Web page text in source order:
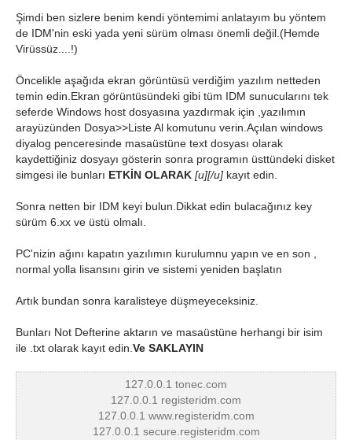
Şimdi ben sizlere benim kendi yöntemimi anlatayım bu yöntem
de IDM'nin eski yada yeni sürüm olması önemli değil.(Hemde
Virüssüz....!)
Öncelikle aşağıda ekran görüntüsü verdiğim yazılım netteden
temin edin.Ekran görüntüsündeki gibi tüm IDM sunucularını tek
seferde Windows host dosyasına yazdırmak için ,yazılımın
arayüzünden Dosya>>Liste Al komutunu verin.Açılan windows
diyalog penceresinde masaüstüne text dosyası olarak
kaydettiğiniz dosyayı gösterin sonra programın üsttündeki disket
simgesi ile bunları ETKİN OLARAK [u][/u] kayıt edin.
Sonra netten bir IDM keyi bulun.Dikkat edin bulacağınız key
sürüm 6.xx ve üstü olmalı.
PC'nizin ağını kapatın yazılımın kurulumnu yapın ve en son ,
normal yolla lisansını girin ve sistemi yeniden başlatın
Artık bundan sonra karalisteye düşmeyeceksiniz.
Bunları Not Defterine aktarın ve masaüstüne herhangi bir isim
ile .txt olarak kayıt edin.Ve SAKLAYIN
127.0.0.1 tonec.com
127.0.0.1 registeridm.com
127.0.0.1 www.registeridm.com
127.0.0.1 secure.registeridm.com